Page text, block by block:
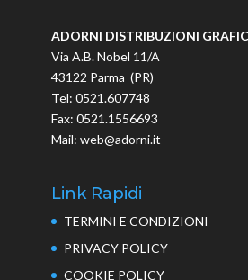
ADORNI DISTRIBUZIONI
Via A.B. Nobel 11/A
43122 Parma (PR)
Tel: 0521.607748
Fax: 0521.1556693
Mail: web@adorni.it
Link Rapidi
TERMINI E CONDIZIONI
PRIVACY POLICY
COOKIE POLICY